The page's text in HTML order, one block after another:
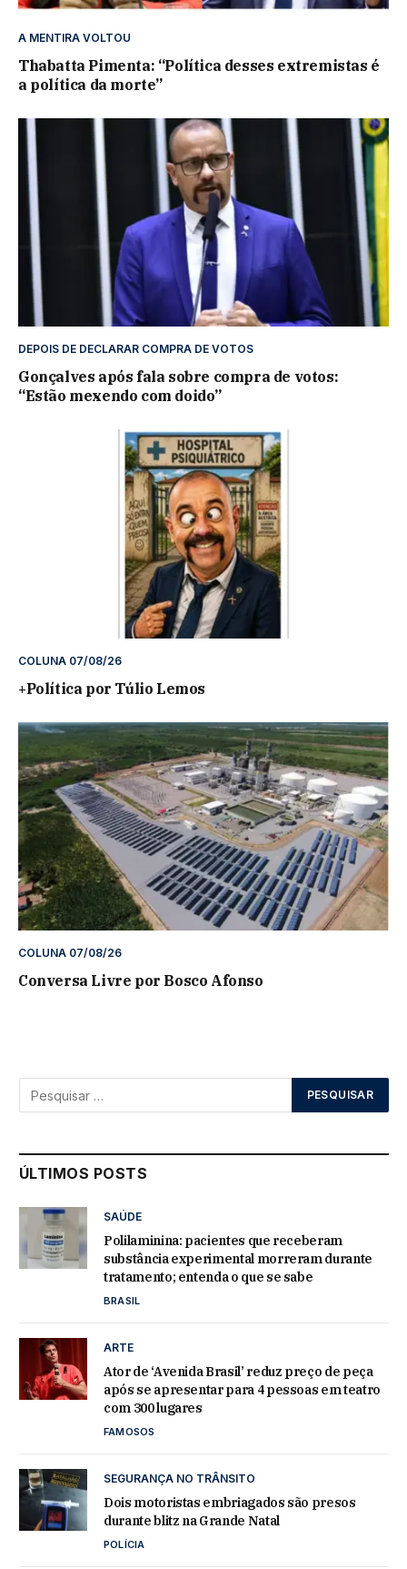
A MENTIRA VOLTOU
Thabatta Pimenta: “Política desses extremistas é
a política da morte”
DEPOIS DE DECLARAR COMPRA DE VOTOS
Gonçalves após fala sobre compra de votos:
“Estão mexendo com doido”
COLUNA 07/08/26
+Política por Túlio Lemos
COLUNA 07/08/26
Conversa Livre por Bosco Afonso
ÚLTIMOS POSTS
SAÚDE
Polilaminina: pacientes que receberam
substância experimental morreram durante
tratamento; entenda o que se sabe
BRASIL
ARTE
Ator de ‘Avenida Brasil’ reduz preço de peça
após se apresentar para 4 pessoas em teatro
com 300 lugares
FAMOSOS
SEGURANÇA NO TRÂNSITO
Dois motoristas embriagados são presos
durante blitz na Grande Natal
POLÍCIA